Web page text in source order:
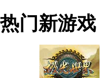
热门新游戏